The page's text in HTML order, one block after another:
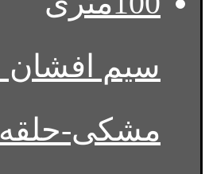
مشکی-حلقه